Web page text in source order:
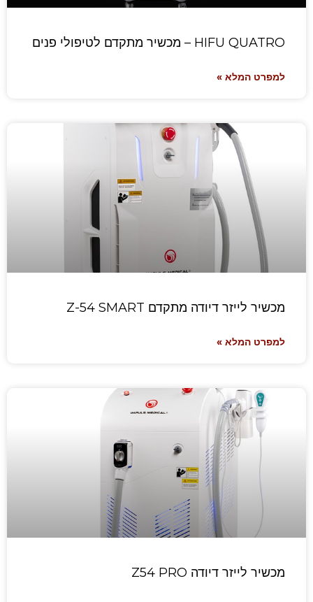
HIFU QUATRO – מכשיר מתקדם לטיפולי פנים
למפרט המלא »
מכשיר לייזר דיודה מתקדם Z-54 SMART
למפרט המלא »
מכשיר לייזר דיודה Z54 PRO